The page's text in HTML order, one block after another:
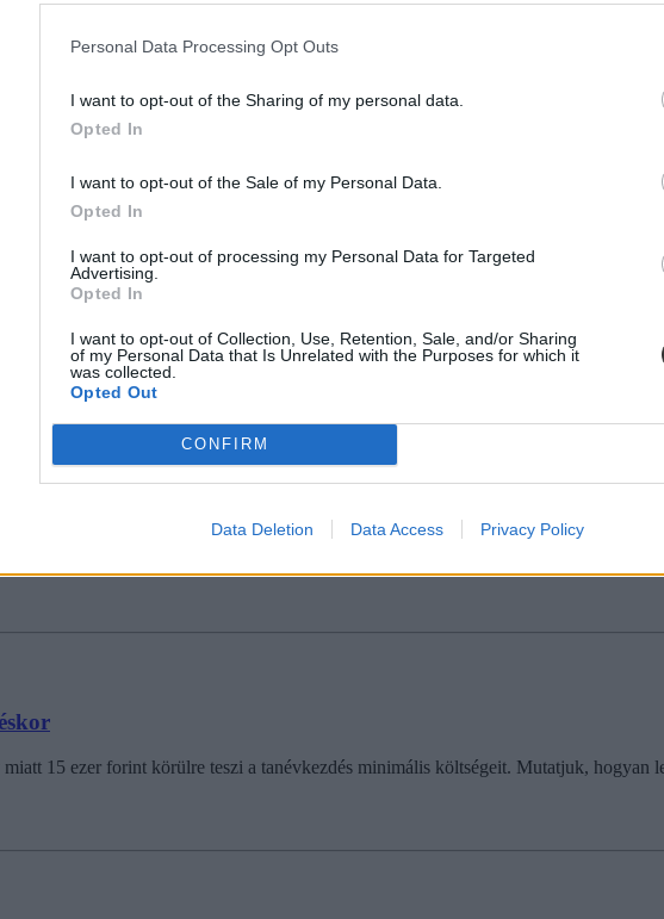
Personal Data Processing Opt Outs
I want to opt-out of the Sharing of my personal data.
Opted In
I want to opt-out of the Sale of my Personal Data.
Opted In
I want to opt-out of processing my Personal Data for Targeted
Advertising.
Opted In
I want to opt-out of Collection, Use, Retention, Sale, and/or Sharing
of my Personal Data that Is Unrelated with the Purposes for which it
was collected.
Opted Out
CONFIRM
Data Deletion Data Access Privacy Policy
a fogyasztóvédelem
ceruzákat és tornaruhákat vizsgált a Nemzeti Fogyasztóvédelmi Hatóság (NFH),
15 ezer forint körülre teszi a tanévkezdés minimális költségeit. Mutatjuk, hogyan